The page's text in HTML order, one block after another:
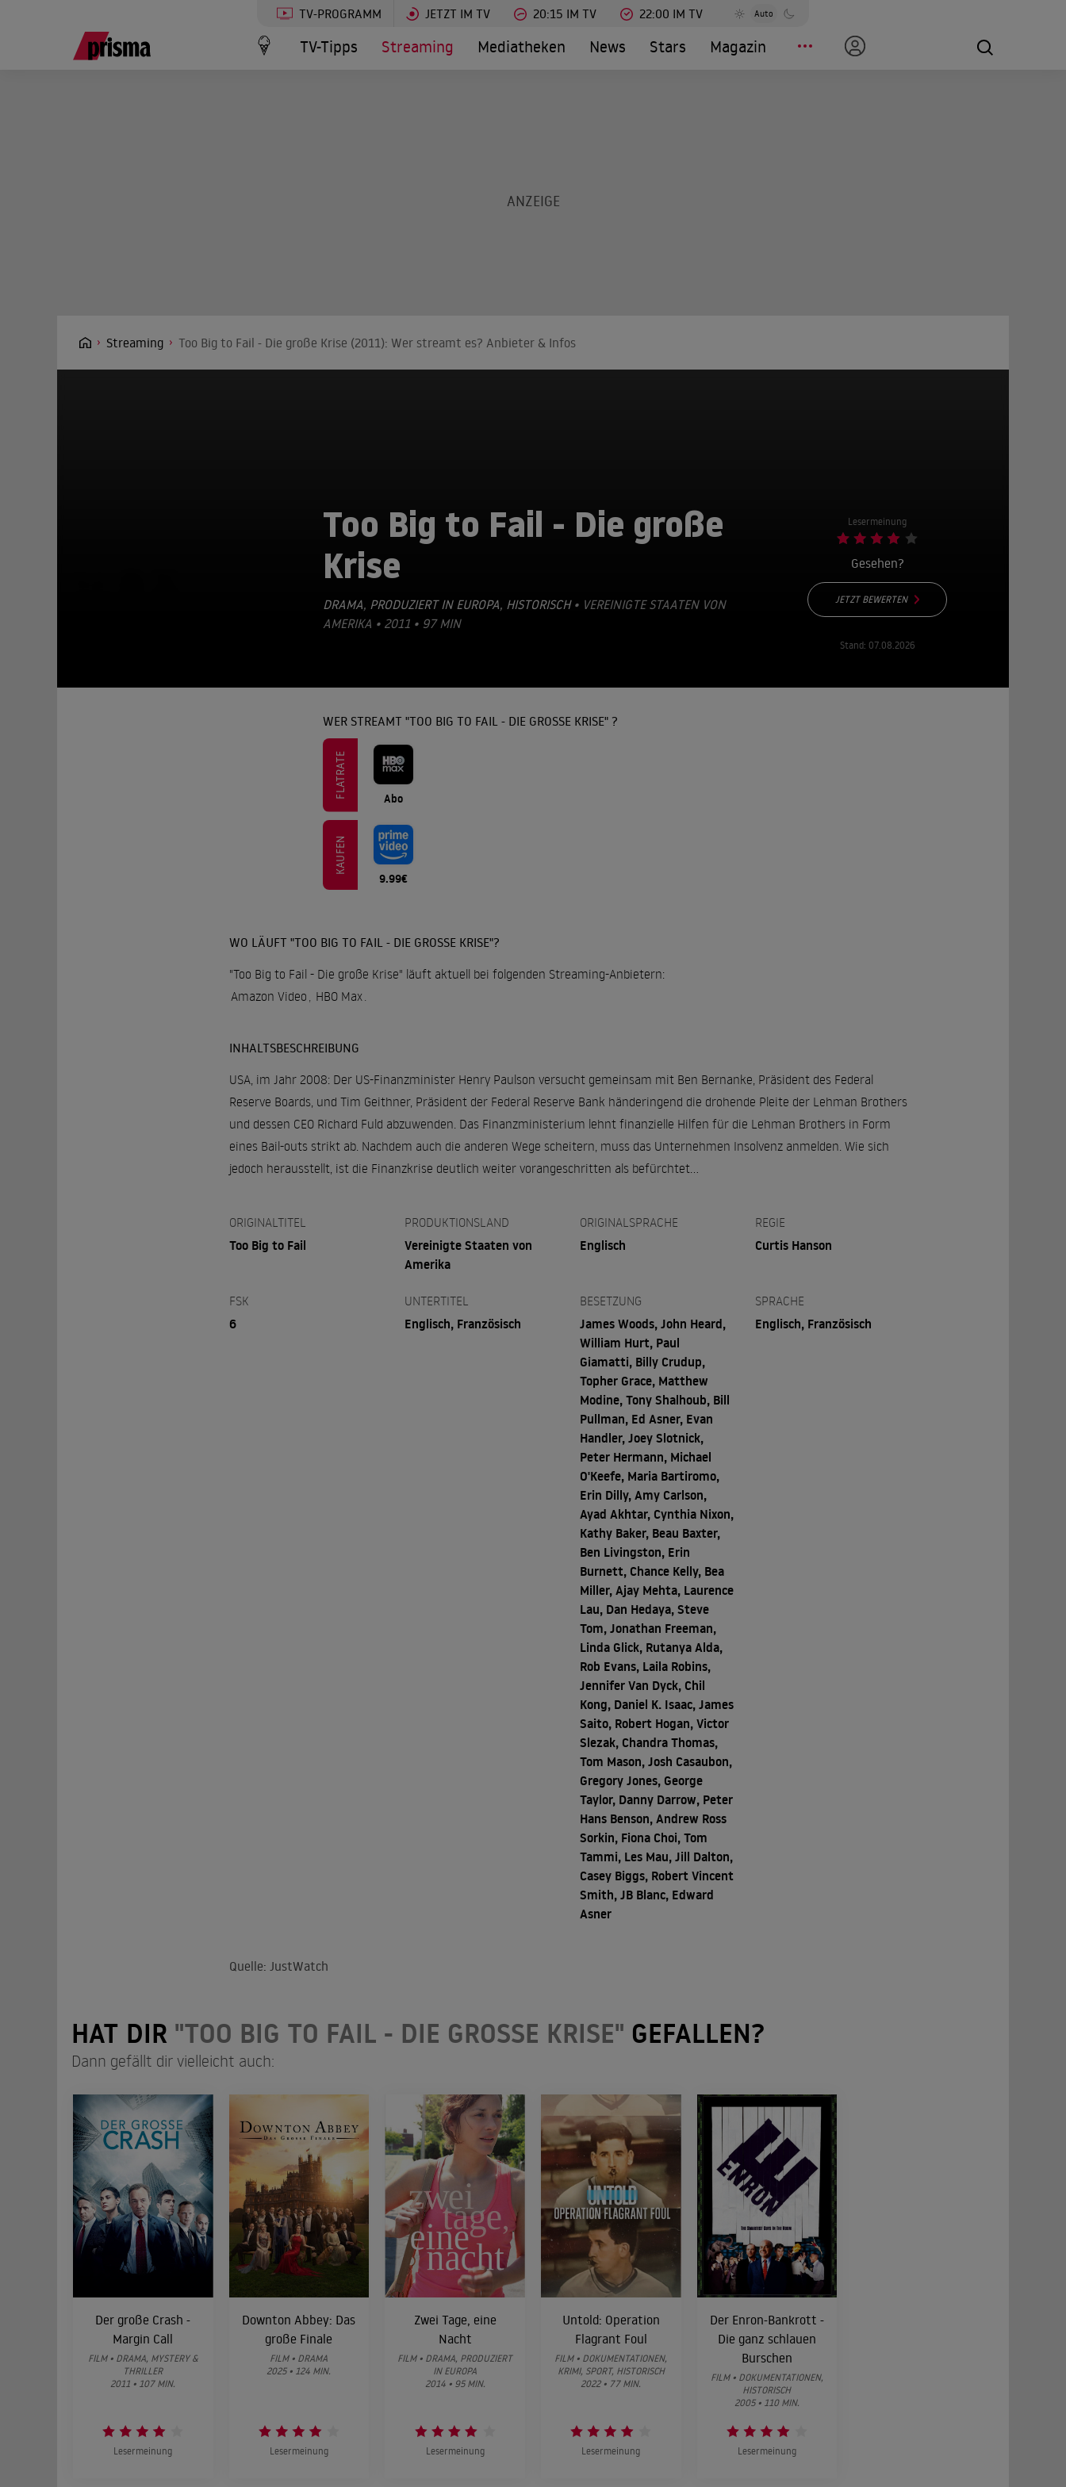
TV-PROGRAMM JETZT IM TV 20:15 IM TV 22:00 IM TV Auto
TV-Tipps Streaming Mediatheken News Stars Magazin
Streaming Too Big to Fail - Die große Krise (2011): Wer streamt es? Anbieter & Infos
Too Big to Fail - Die große
Krise
DRAMA, PRODUZIERT IN EUROPA, HISTORISCH• VEREINIGTE STAATEN VON
AMERIKA • 2011 • 97 MIN
Lesermeinung
Gesehen?
JETZT BEWERTEN
Stand: 07.08.2026
WER STREAMT "TOO BIG TO FAIL - DIE GROSSE KRISE" ?
FLATRATE Abo
KAUFEN
9.99€
WO LÄUFT "TOO BIG TO FAIL - DIE GROSSE KRISE"?
"Too Big to Fail - Die große Krise" läuft aktuell bei folgenden Streaming-Anbietern:
Amazon Video
HBO Max
INHALTSBESCHREIBUNG
USA, im Jahr 2008: Der US-Finanzminister Henry Paulson versucht gemeinsam mit Ben Bernanke, Präsident des Federal
Reserve Boards, und Tim Geithner, Präsident der Federal Reserve Bank händeringend die drohende Pleite der Lehman Brothers
und dessen CEO Richard Fuld abzuwenden. Das Finanzministerium lehnt finanzielle Hilfen für die Lehman Brothers in Form
eines Bail-outs strikt ab. Nachdem auch die anderen Wege scheitern, muss das Unternehmen Insolvenz anmelden. Wie sich
jedoch herausstellt, ist die Finanzkrise deutlich weiter vorangeschritten als befürchtet...
ORIGINALTITEL
Too Big to Fail
PRODUKTIONSLAND
Vereinigte Staaten von
Amerika
ORIGINALSPRACHE
Englisch
REGIE
Curtis Hanson
FSK
6
UNTERTITEL
Englisch, Französisch
BESETZUNG
James Woods, John Heard,
William Hurt, Paul
Giamatti, Billy Crudup,
Topher Grace, Matthew
Modine, Tony Shalhoub, Bill
Pullman, Ed Asner, Evan
Handler, Joey Slotnick,
Peter Hermann, Michael
O'Keefe, Maria Bartiromo,
Erin Dilly, Amy Carlson,
Ayad Akhtar, Cynthia Nixon,
Kathy Baker, Beau Baxter,
Ben Livingston, Erin
Burnett, Chance Kelly, Bea
Miller, Ajay Mehta, Laurence
Lau, Dan Hedaya, Steve
Tom, Jonathan Freeman,
Linda Glick, Rutanya Alda,
Rob Evans, Laila Robins,
Jennifer Van Dyck, Chil
Kong, Daniel K. Isaac, James
Saito, Robert Hogan, Victor
Slezak, Chandra Thomas,
Tom Mason, Josh Casaubon,
Gregory Jones, George
Taylor, Danny Darrow, Peter
Hans Benson, Andrew Ross
Sorkin, Fiona Choi, Tom
Tammi, Les Mau, Jill Dalton,
Casey Biggs, Robert Vincent
Smith, JB Blanc, Edward
Asner
SPRACHE
Englisch, Französisch
Quelle: JustWatch
HAT DIR "TOO BIG TO FAIL - DIE GROSSE KRISE" GEFALLEN?
Dann gefällt dir vielleicht auch:
Der große Crash -
Margin Call
FILM • DRAMA, MYSTERY &
THRILLER
2011 • 107 MIN.
Lesermeinung
Downton Abbey: Das
große Finale
FILM • DRAMA
2025 • 124 MIN.
Lesermeinung
Zwei Tage, eine
Nacht
FILM • DRAMA, PRODUZIERT
IN EUROPA
2014 • 95 MIN.
Lesermeinung
Untold: Operation
Flagrant Foul
FILM • DOKUMENTATIONEN,
KRIMI, SPORT, HISTORISCH
2022 • 77 MIN.
Lesermeinung
Der Enron-Bankrott -
Die ganz schlauen
Burschen
FILM • DOKUMENTATIONEN,
HISTORISCH
2005 • 110 MIN.
Lesermeinung